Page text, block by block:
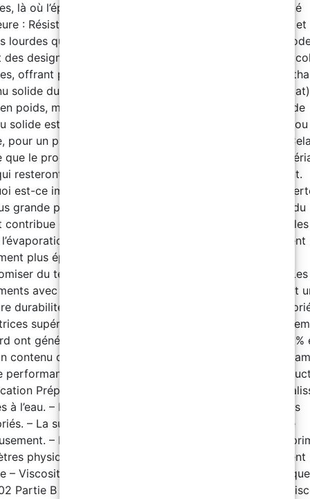
là où l’époxy et le polyuréthane sont limités. Durabilité
: Résiste mieux aux rayures, aux produits chimiques et
lourdes que les autres résines. Finitions esthétiques
des designs uniques avec des effets métalliques, sable
offrant plus de possibilités que l’époxy ou le
solide du niveau final de la couche de finition (Top
poids, mélangé) 95±2 (en volume, mélangé) 96±2% de
solide est une valeur très élevée, que ce soit en poids ou
pour un produit comme une peinture ou un top coat.
que le produit contient une forte concentration de
resteront sur la surface après l'évaporation du solvant.
est-ce important ? Haut contenu solide = moins de
grande proportion de solides signifie que la majorité du
contribue effectivement au revêtement final, réduisant
Plus d’épaisseur par application : On obtient
plus épais avec moins de couches, ce qui permet
du temps et du produit. Performances élevées : Les
avec un contenu solide élevé offrent généralement
durabilité, une résistance chimique accrue et des
supérieures. Comparaison : Les peintures ou
ont généralement un contenu solide compris entre 30%
contenu de 96±2% est typique des produits haut de
performance Télécharger le catalogue complet ici
Préparation de surface – Rincer le sel et autres
à l’eau. – Enlever graisses et huiles avec des nettoyants
– La surface en béton doit être poncée et nettoyée
– Respecter l’intervalle de revêtement avec le
physiques Partie A – Apparence : Liquide transparent
– Viscosité (25 °C) : 500±200 MPaS – Densité
Partie B – Apparence : Liquide de toutes couleurs –